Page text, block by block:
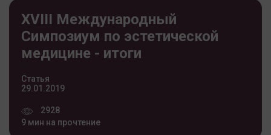
XVIII Международный
Симпозиум по эстетической
медицине - итоги
Статья
29.01.2019
2928
9 мин на прочтение